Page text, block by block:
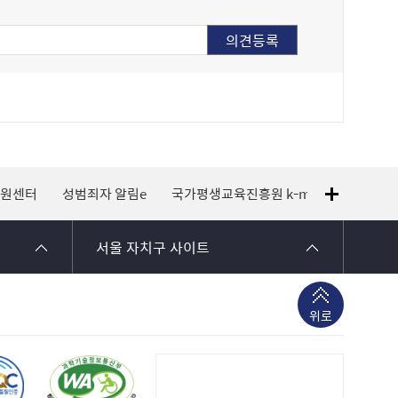
센터 성범죄자 알림e 국가평생교육진흥원 k-mooc
서울 자치구 사이트
위로